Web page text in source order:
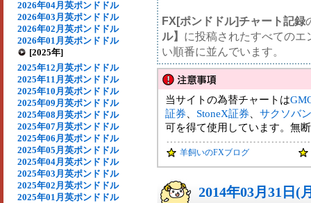
2026年04月英ポンドドル
2026年03月英ポンドドル
2026年02月英ポンドドル
2026年01月英ポンドドル
[2025年]
2025年12月英ポンドドル
2025年11月英ポンドドル
2025年10月英ポンドドル
2025年09月英ポンドドル
2025年08月英ポンドドル
2025年07月英ポンドドル
2025年06月英ポンドドル
2025年05月英ポンドドル
2025年04月英ポンドドル
2025年03月英ポンドドル
2025年02月英ポンドドル
2025年01月英ポンドドル
FX[ポンドドル]チャート記録
ル】 に投稿されたすべての
い順番に並んでいます。
当サイトの為替チャートは
証券
StoneX証券
サクソバ
可を得て使用しています。無
羊飼いのFXブログ
2014年03月31日(